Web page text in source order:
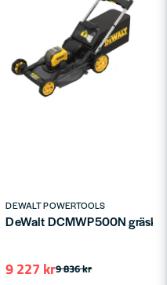
54V FLEXVOLT (utan
DEWALT POWERTOOLS
DeWalt DCMWP500N
9 836 kr
9 227 kr